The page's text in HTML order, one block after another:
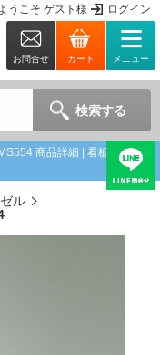
うこそ ゲスト 様 ログイン
お問合せ カート メニュー
検索する
商品詳細 | 看板の激安通
ル